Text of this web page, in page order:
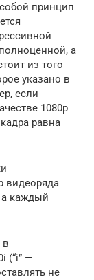
принцип
а
из того
указано в
если
1080p
равна
видеоряда
а каждый
в
(“i” —
не